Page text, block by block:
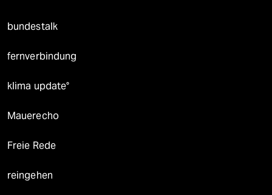
bundestalk
fernverbindung
klima update°
Mauerecho
Freie Rede
reingehen